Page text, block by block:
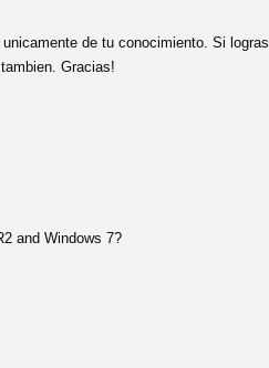
de tu conocimiento. Si logras
Gracias!
and Windows 7?